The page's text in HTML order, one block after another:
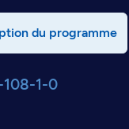
du programme
1-0